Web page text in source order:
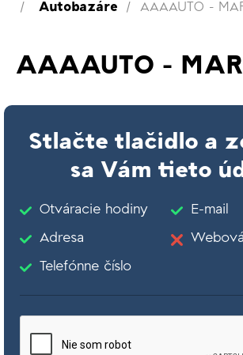
Autobazáre AAAAUTO -
AAAAUTO -
Stlačte tlačidlo a
sa Vám tieto
Otváracie hodiny
Adresa
Telefónne číslo
E-mail